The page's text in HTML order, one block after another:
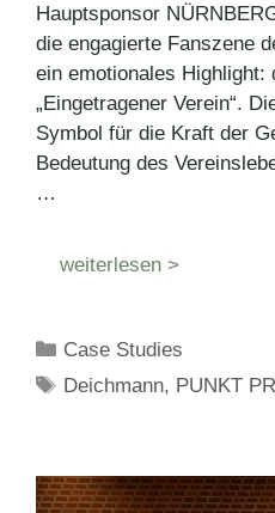
Hauptsponsor
die engagierte Fanszene
ein emotionales Highlight:
„Eingetragener Verein“.
Symbol für die Kraft der
Bedeutung des
…
weiterlesen >
Kategorien
Case Studies
Schlagwörter
Deichmann, PUNKT PR